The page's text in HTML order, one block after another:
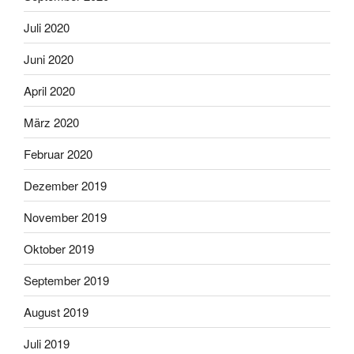
Juli 2020
Juni 2020
April 2020
März 2020
Februar 2020
Dezember 2019
November 2019
Oktober 2019
September 2019
August 2019
Juli 2019